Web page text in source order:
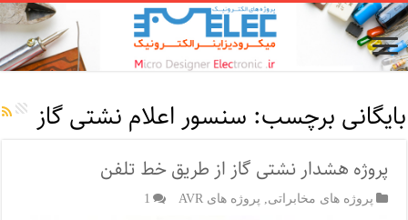
بایگانی برچسب: سنسور اعلام نشتی گاز
پروژه هشدار نشتی گاز از طریق خط تلفن
پروژه های مخابراتی پروژه های AVR 1